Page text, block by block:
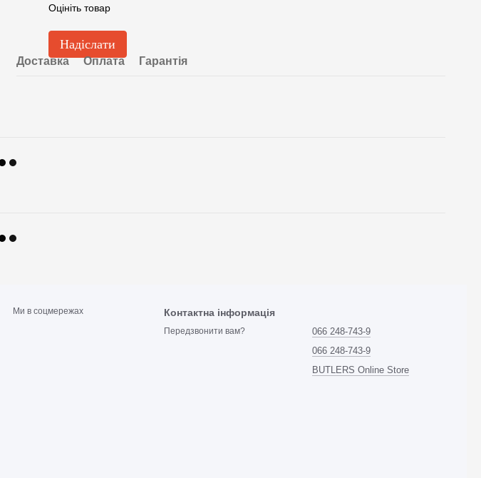
Оцініть товар
Надіслати
Доставка Оплата Гарантія
Ми в соцмережах Контактна інформація
Передзвонити вам?
066 248-743-9
066 248-743-9
BUTLERS Online Store